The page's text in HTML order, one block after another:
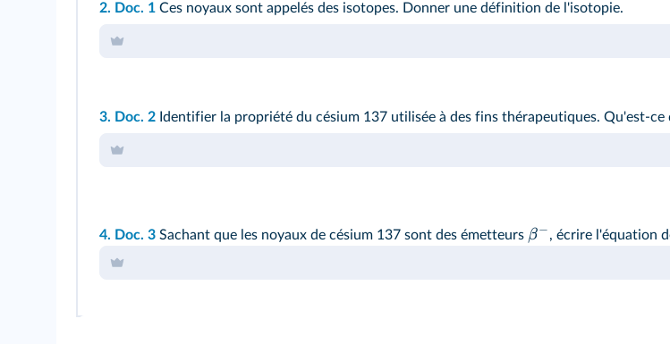
2. Doc. 1 Ces noyaux sont appelés des isotopes. Donner une définition de l'isotopie.
3. Doc. 2 Identifier la propriété du césium 137 utilisée à des fins thérapeutiques. Qu'est-
4. Doc. 3 Sachant que les noyaux de césium 137 sont des émetteurs β−, écrire l'équation